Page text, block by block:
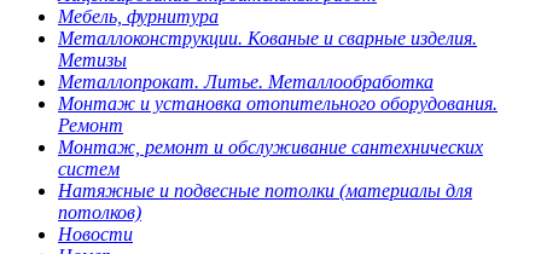
Мебель, фурнитура
Металлоконструкции. Кованые и сварные изделия.
Метизы
Металлопрокат. Литье. Металлообработка
Монтаж и установка отопительного оборудования.
Ремонт
Монтаж, ремонт и обслуживание сантехнических
систем
Натяжные и подвесные потолки (материалы для
потолков)
Новости